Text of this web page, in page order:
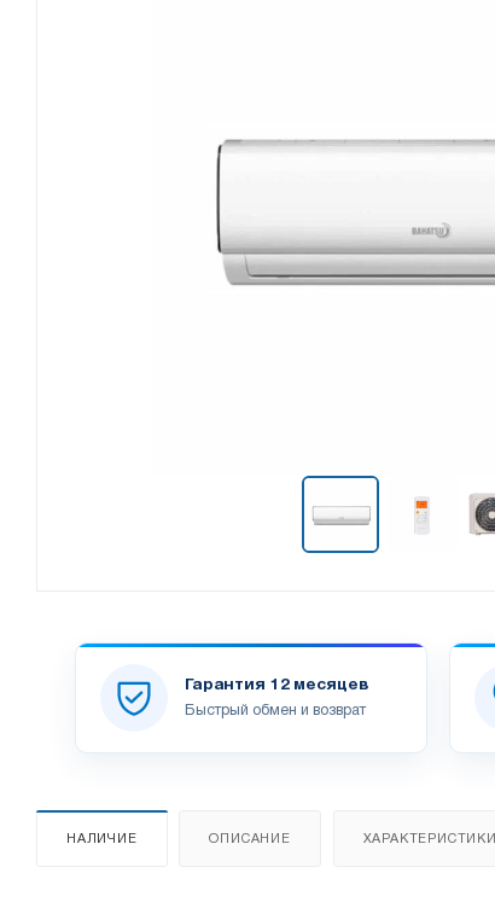
Гарантия 12 месяцев
Быстрый обмен и возврат
НАЛИЧИЕ ОПИСАНИЕ ХАРАКТЕРИСТИКИ